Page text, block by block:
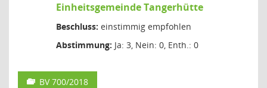
Einheitsgemeinde Tangerhütte
Beschluss: einstimmig empfohlen
Abstimmung: Ja: 3, Nein: 0, Enth.: 0
BV 700/2018